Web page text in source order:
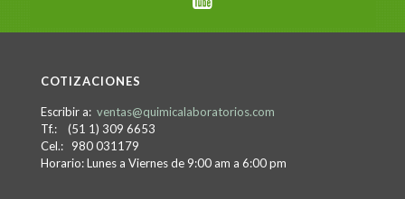
COTIZACIONES
Escribir a: ventas@quimicalaboratorios.com
Tf.: (51 1) 309 6653
Cel.: 980 031179
Horario: Lunes a Viernes de 9:00 am a 6:00 pm